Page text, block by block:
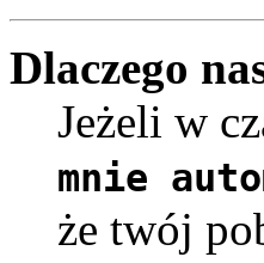
Dlaczego
Jeżeli w
mnie
że twój